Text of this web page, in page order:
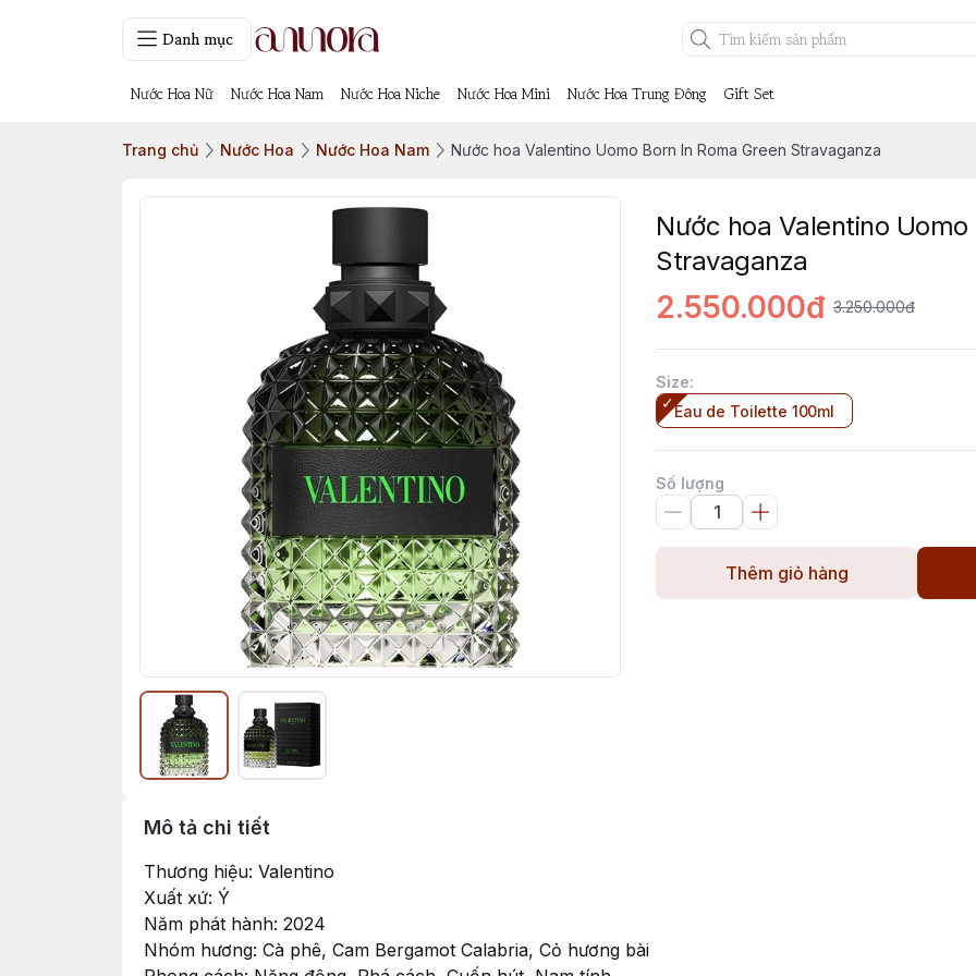
Danh mục
Nước Hoa Nữ Nước Hoa Nam Nước Hoa Niche Nước Hoa Mini Nước Hoa Trung Đông Gift Set
Trang chủ Nước Hoa Nước Hoa Nam Nước hoa Valentino Uomo Born In Roma Green Stravaganza
Nước hoa Valentino Uomo
Stravaganza
2.550.000đ 3.250.000đ
Size:
Eau de Toilette 100ml
Số lượng
Thêm giỏ hàng
Mô tả chi tiết
Thương hiệu: Valentino
Xuất xứ: Ý
Năm phát hành: 2024
Nhóm hương: Cà phê, Cam Bergamot Calabria, Cỏ hương bài